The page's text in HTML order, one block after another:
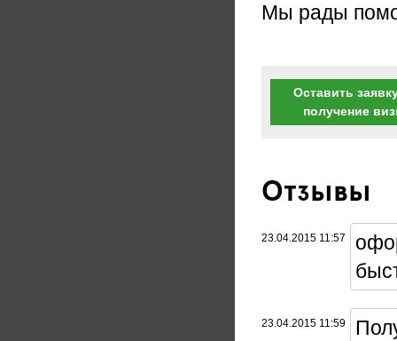
Мы рады
Оставить
получение
Отзывы
23.04.2015 11:57
23.04.2015 11:59